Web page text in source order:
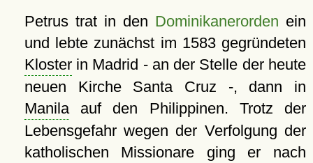
Petrus trat in den Dominikanerorden ein
und lebte zunächst im 1583 gegründeten
Klosterin Madrid - an der Stelle der heute
neuen Kirche Santa Cruz -, dann in
Manilaauf den Philippinen. Trotz der
Lebensgefahr wegen der Verfolgung der
katholischen Missionare ging er nach